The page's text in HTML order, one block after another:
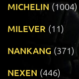
MICHELIN (1004)
MILEVER (11)
NANKANG (371)
NEXEN (446)